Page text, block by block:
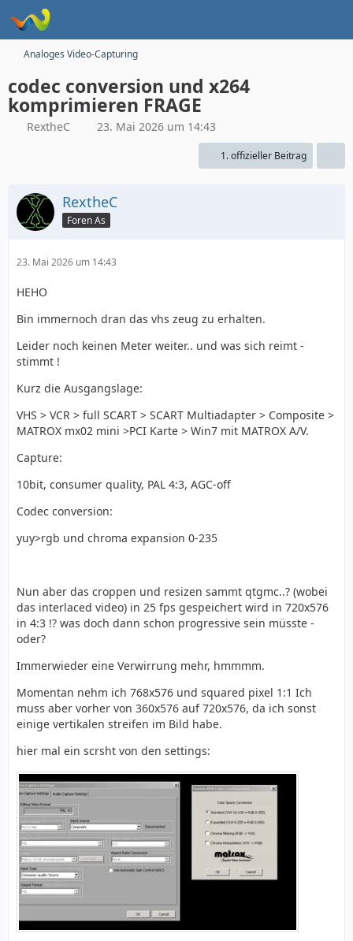
Analoges Video-Capturing
codec conversion und x264
komprimieren FRAGE
RextheC 23. Mai 2026 um 14:43
1. offizieller Beitrag
RextheC
Foren As
23. Mai 2026 um 14:43
HEHO
Bin immernoch dran das vhs zeug zu erhalten.
Leider noch keinen Meter weiter.. und was sich reimt -
stimmt !
Kurz die Ausgangslage:
VHS > VCR > full SCART > SCART Multiadapter > Composite >
MATROX mx02 mini >PCI Karte > Win7 mit MATROX A/V.
Capture:
10bit, consumer quality, PAL 4:3, AGC-off
Codec conversion:
yuy>rgb und chroma expansion 0-235
Nun aber das croppen und resizen sammt qtgmc..? (wobei
das interlaced video) in 25 fps gespeichert wird in 720x576
in 4:3 !? was doch dann schon progressive sein müsste -
oder?
Immerwieder eine Verwirrung mehr, hmmmm.
Momentan nehm ich 768x576 und squared pixel 1:1 Ich
muss aber vorher von 360x576 auf 720x576, da ich sonst
einige vertikalen streifen im Bild habe.
hier mal ein scrsht von den settings: